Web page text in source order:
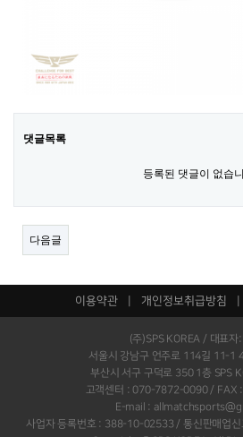
댓글목록
등록된 댓글이 없습
다음글
이용약관 개인정보취급방침
(주)SPS KOREA / 대표자
서울시 강남구 언주로 114길 11-1
부산시 서구 구덕로 350 1층 SPS
고객센터 : 070-7872-0090 / FAX
E-mail :
사업자 등록번호 : 388-10-02533 / 통신판매업